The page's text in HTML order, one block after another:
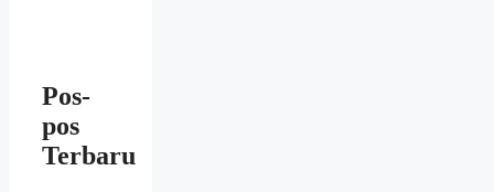
Pos-
pos
Terbaru